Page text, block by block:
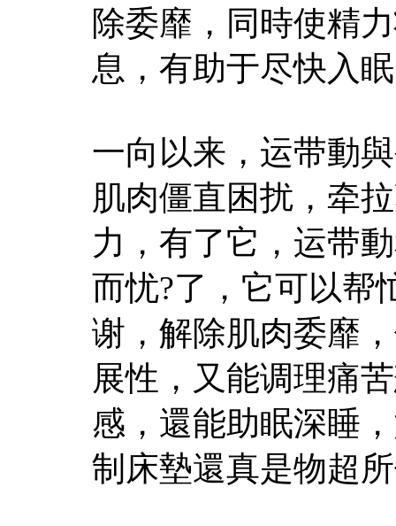
除委靡，同時使精
息，有助于尽快入
一向以来，运带動
肌肉僵直困扰，牵
力，有了它，运带
而忧?了，它可以帮
谢，解除肌肉委靡
展性，又能调理痛
感，還能助眠深睡
制床墊還真是物超